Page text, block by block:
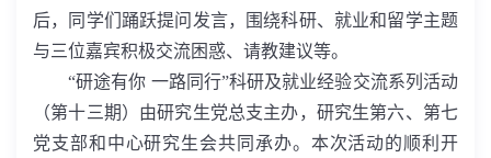
后，同学们踊跃提问发言，围绕科研、就业和留学主题
与三位嘉宾积极交流困惑、请教建议等。
“研途有你 一路同行”科研及就业经验交流系列活动
（第十三期）由研究生党总支主办，研究生第六、第七
党支部和中心研究生会共同承办。本次活动的顺利开